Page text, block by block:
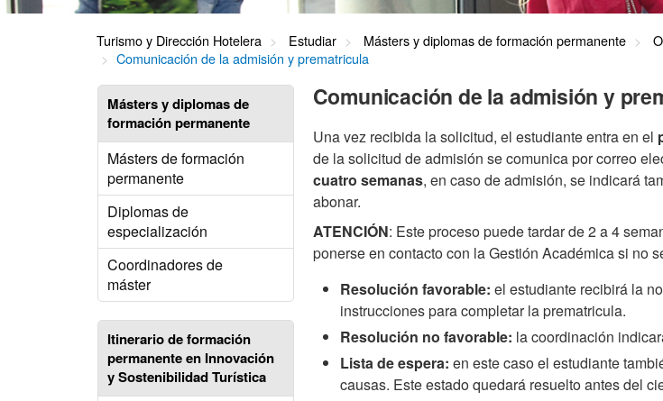
Turismo y Dirección Hotelera Estudiar Másters y diplomas de formación permanente
Comunicación de la admisión y prematricula
Másters y diplomas de
formación permanente
Másters de formación
permanente
Diplomas de
especialización
Coordinadores de
máster
Itinerario de formación
permanente en Innovación
y Sostenibilidad Turística
Comunicación de la admisión y
Una vez recibida la solicitud, el estudiante entra en el
de la solicitud de admisión se comunica por correo
cuatro semanas, en caso de admisión, se indicará
abonar.
ATENCIÓN: Este proceso puede tardar de 2 a 4
ponerse en contacto con la Gestión Académica si no
Resolución favorable: el estudiante recibirá la
instrucciones para completar la prematricula.
Resolución no favorable: la coordinación
Lista de espera: en este caso el estudiante
causas. Este estado quedará resuelto antes del